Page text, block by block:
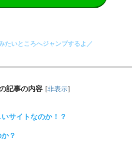
たいところへジャンプするよ／
記事の内容 [非表示]
サイトなのか！？
？